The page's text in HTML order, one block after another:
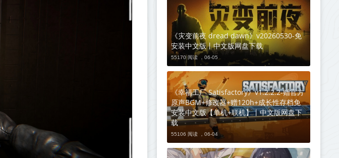
《灾变前夜 dread dawn》v20260530-免
安装中文版丨中文版网盘下载
55170 阅读 ， 06-05
《幸福工厂 Satisfactory》v1.2.2.2-赠官方
原声BGM+修改器+赠120h+成长性存档免
安装中文版【单机+联机】丨中文版网盘下
载
55106 阅读 ， 06-04